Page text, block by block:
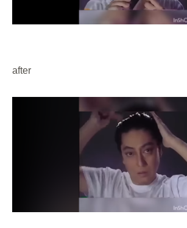
after